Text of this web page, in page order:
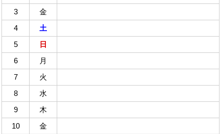
3
金
4
土
5
日
6
月
7
火
8
水
9
木
10
金